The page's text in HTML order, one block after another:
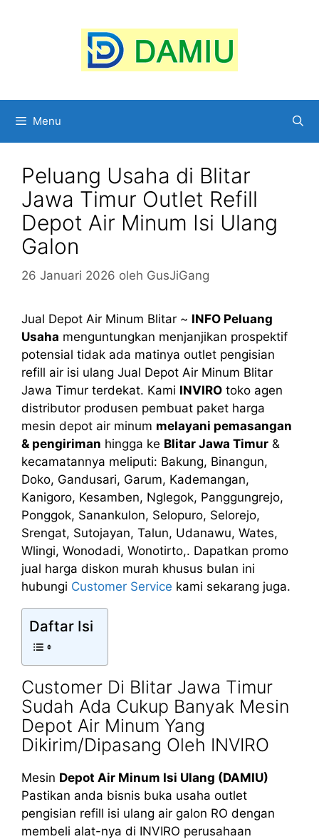
Menu
Peluang Usaha di Blitar
Jawa Timur Outlet Refill
Depot Air Minum Isi Ulang
Galon
26 Januari 2026 oleh GusJiGang
Jual Depot Air Minum Blitar ~ INFO Peluang
Usaha menguntungkan menjanjikan prospektif
potensial tidak ada matinya outlet pengisian
refill air isi ulang Jual Depot Air Minum Blitar
Jawa Timur terdekat. Kami INVIRO toko agen
distributor produsen pembuat paket harga
mesin depot air minum melayani pemasangan
& pengiriman hingga ke Blitar Jawa Timur &
kecamatannya meliputi: Bakung, Binangun,
Doko, Gandusari, Garum, Kademangan,
Kanigoro, Kesamben, Nglegok, Panggungrejo,
Ponggok, Sanankulon, Selopuro, Selorejo,
Srengat, Sutojayan, Talun, Udanawu, Wates,
Wlingi, Wonodadi, Wonotirto,. Dapatkan promo
jual harga diskon murah khusus bulan ini
hubungi Customer Service kami sekarang juga.
Daftar Isi
Customer Di Blitar Jawa Timur
Sudah Ada Cukup Banyak Mesin
Depot Air Minum Yang
Dikirim/Dipasang Oleh INVIRO
Mesin Depot Air Minum Isi Ulang (DAMIU)
Pastikan anda bisnis buka usaha outlet
pengisian refill isi ulang air galon RO dengan
membeli alat-nya di INVIRO perusahaan